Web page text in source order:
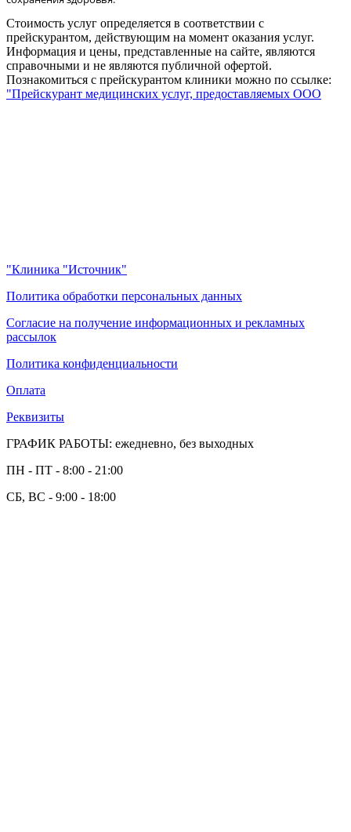
Стоимость услуг определяется в соответствии с
прейскурантом, действующим на момент оказания услуг.
Информация и цены, представленные на сайте, являются
справочными и не являются публичной офертой.
Познакомиться с прейскурантом клиники можно по ссылке:
"Прейскурант медицинских услуг, предоставляемых ООО
"Клиника "Источник"
Политика обработки персональных данных
Согласие на получение информационных и рекламных
рассылок
Политика конфиденциальности
Оплата
Реквизиты
ГРАФИК РАБОТЫ: ежедневно, без выходных
ПН - ПТ - 8:00 - 21:00
СБ, ВС - 9:00 - 18:00